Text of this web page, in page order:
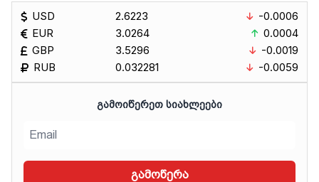
USD
EUR
GBP
RUB
2.6223
3.0264
3.5296
0.032281
-0.0006
0.0004
-0.0019
-0.0059
ᲒᲐᲛᲝᲘᲬᲔᲠᲔᲗ ᲡᲘᲐᲮᲚᲔᲔᲑᲘ
გამოწერა